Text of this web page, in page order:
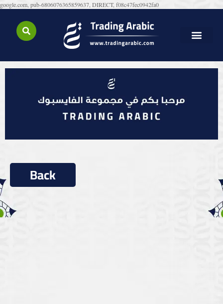
google.com, pub-6806076365859637, DIRECT, f08c47fec0942fa0